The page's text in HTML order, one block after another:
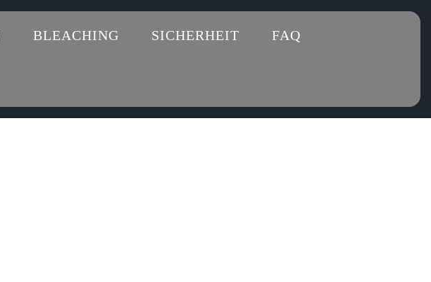
BLEACHING SICHERHEIT FAQ